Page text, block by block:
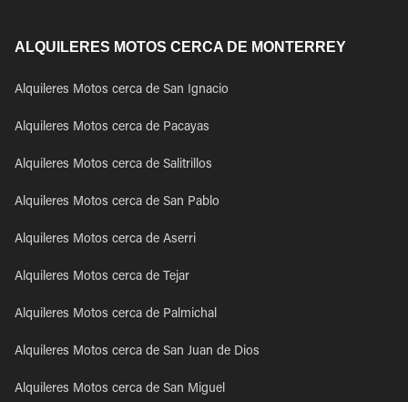
ALQUILERES MOTOS CERCA DE MONTERREY
Alquileres Motos cerca de San Ignacio
Alquileres Motos cerca de Pacayas
Alquileres Motos cerca de Salitrillos
Alquileres Motos cerca de San Pablo
Alquileres Motos cerca de Aserri
Alquileres Motos cerca de Tejar
Alquileres Motos cerca de Palmichal
Alquileres Motos cerca de San Juan de Dios
Alquileres Motos cerca de San Miguel